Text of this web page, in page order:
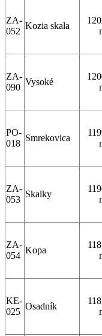
ZA-
052
Kozia skala
ZA-
090
Vysoké
PO-
018
Smrekovica
ZA-
053
Skalky
ZA-
054
Kopa
KE-
025
Osadník